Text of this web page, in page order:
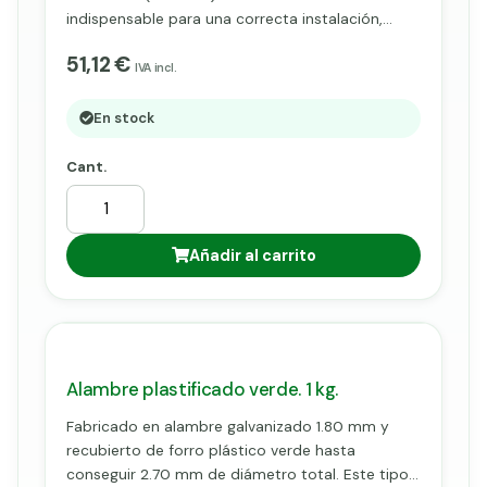
indispensable para una correcta instalación,
metálicos o postes, para posteriormente ser
solidez y consistencia a nuestras instalaciones.
51,12 € IVA incl.
En stock
Cant.
Añadir al carrito
Alambre plastificado verde. 1 kg.
Fabricado en alambre galvanizado 1.80 mm y
recubierto de forro plástico verde hasta
conseguir 2.70 mm de diámetro total. Este tipo